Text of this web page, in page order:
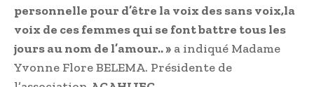
personnelle pour d’être la voix des sans voix,la
voix de ces femmes qui se font battre tous les
jours au nom de l’amour.. » a indiqué Madame
Yvonne Flore BELEMA. Présidente de